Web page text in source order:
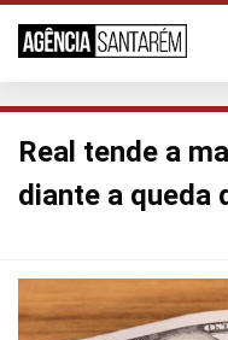
Real tende a
diante a queda